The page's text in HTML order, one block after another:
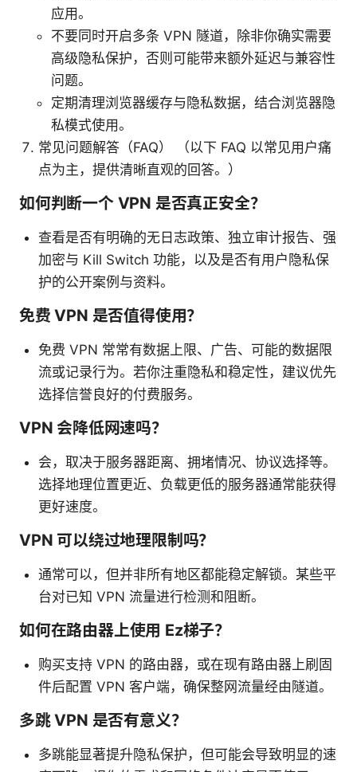
应用。
不要同时开启多条 VPN 隧道，除非你确实需要
高级隐私保护，否则可能带来额外延迟与兼容性
问题。
定期清理浏览器缓存与隐私数据，结合浏览器隐
私模式使用。
常见问题解答（FAQ） （以下 FAQ 以常见用户痛
点为主，提供清晰直观的回答。）
如何判断一个 VPN 是否真正安全？
查看是否有明确的无日志政策、独立审计报告、强
加密与 Kill Switch 功能，以及是否有用户隐私保
护的公开案例与资料。
免费 VPN 是否值得使用？
免费 VPN 常常有数据上限、广告、可能的数据限
流或记录行为。若你注重隐私和稳定性，建议优先
选择信誉良好的付费服务。
VPN 会降低网速吗？
会，取决于服务器距离、拥堵情况、协议选择等。
选择地理位置更近、负载更低的服务器通常能获得
更好速度。
VPN 可以绕过地理限制吗？
通常可以，但并非所有地区都能稳定解锁。某些平
台对已知 VPN 流量进行检测和阻断。
如何在路由器上使用 Ez梯子？
购买支持 VPN 的路由器，或在现有路由器上刷固
件后配置 VPN 客户端，确保整网流量经由隧道。
多跳 VPN 是否有意义？
多跳能显著提升隐私保护，但可能会导致明显的速